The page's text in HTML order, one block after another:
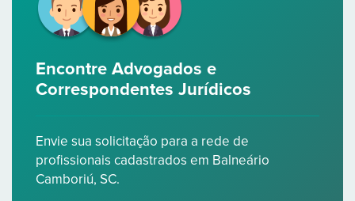
Encontre Advogados e
Correspondentes Jurídicos
Envie sua solicitação para a rede de
profissionais cadastrados em Balneário
Camboriú, SC.